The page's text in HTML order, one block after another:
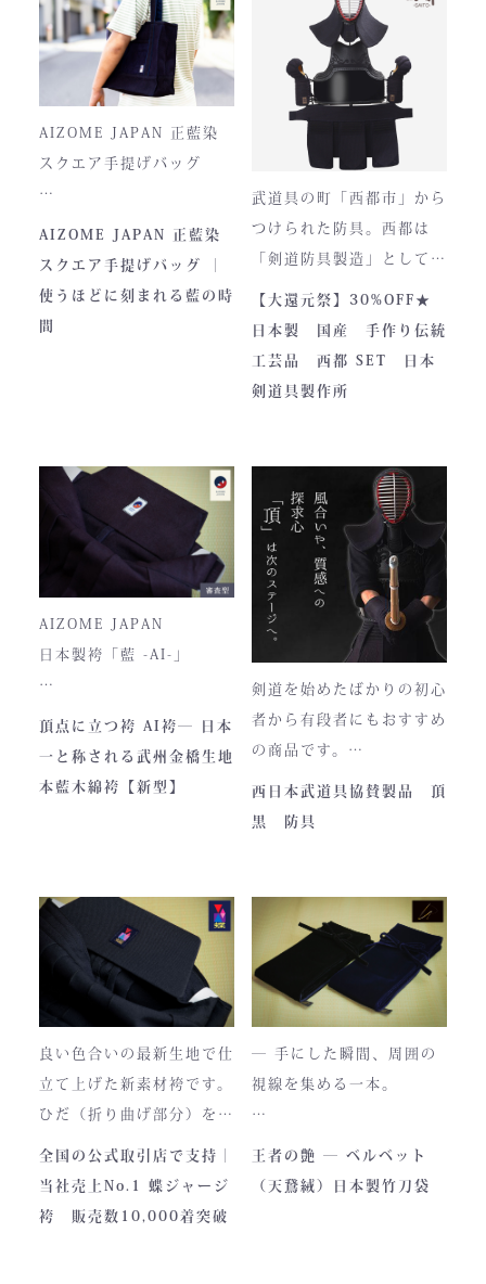
て驚くほどの機動力。実戦
に必要な「守り」と「動
き」を極限まで高めたこの
一式は、まさに現代剣道具
の完成形と呼ぶにふさわし
い逸品です。余計な装飾を
一切排し、機能美だけを追
求した姿。そこに宿るの
は、全日本武道具が誇
る“実用美”と魂の職人技で
す。
正藍染ならではの深みある
色合いは、使い込むほどに
風合いが増し、唯一無二の
存在へと変化。
さらに、熊本の熟練職人に
AIZOME JAPAN 正藍染
スクエア手提げバッグ
とってもお洒落な和柄の手
提げバッグです。
内側には2つのポケットが
ついております。
ハンドルの高さ：22cm
■仕様
ファスナー部分にはYKK製
を使用しております。
入荷時期やロットにより、
ファスナーのデザイン・仕
様が一部異なる場合がござ
本商品は本藍染を使用して
います。
使い込むほどに色は落ち着
き、
あなただけの一着へと育っ
ていきます。
藍が変化していく時間ご
と、お楽しみください。
AIZOME JAPAN 正藍染
スクエア手提げバッグ ｜
使うほどに刻まれる藍の時
間
武道具の町「西都市」から
つけられた防具。西都は
「剣道防具製造」として町
のPRやふるさと納税のた
めに作られました。しかし
全国の販売店様の強い意向
で卸販売を開始すると瞬く
トが町のPRとふるさと納
税ということもあり、高品
質低価格をできるだけ再現
しております。特に籠手は
使いやすいと評判です。
【大還元祭】30%OFF★
日本製 国産 手作り伝統
工芸品 西都 SET 日本
剣道具製作所
AIZOME JAPAN
日本製袴「藍 -AI-」
日本国内でも袴を手がける
職人が数えるほどしかいな
い今、
この袴は、一針一針に魂を
込めて仕立てられた 日本
最高峰の逸品 です。
製作の地は、火の国・熊
頂点に立つ袴 AI袴― 日本
一と称される武州金橋生地
本藍木綿袴【新型】
剣道を始めたばかりの初心
者から有段者にもおすすめ
の商品です。
【商品内容】
・頂黒セット
西日本武道具協賛製品 頂
黒 防具
良い色合いの最新生地で仕
立て上げた新素材袴です。
ひだ（折り曲げ部分）を縫
い込んでありますので洗濯
しても崩れが少なく簡単に
折りたためます。
全国の公式取引店で支持｜
当社売上No.1 蝶ジャージ
袴 販売数10,000着突破
― 手にした瞬間、周囲の
視線を集める一本。
深く艶めくベルベットの光
沢。
王者の艶 ― ベルベット
（天鵞絨）日本製竹刀袋